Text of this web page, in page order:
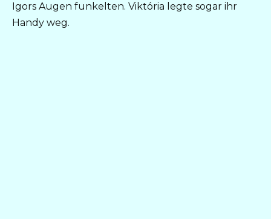
Igors Augen funkelten. Viktória legte sogar ihr
Handy weg.